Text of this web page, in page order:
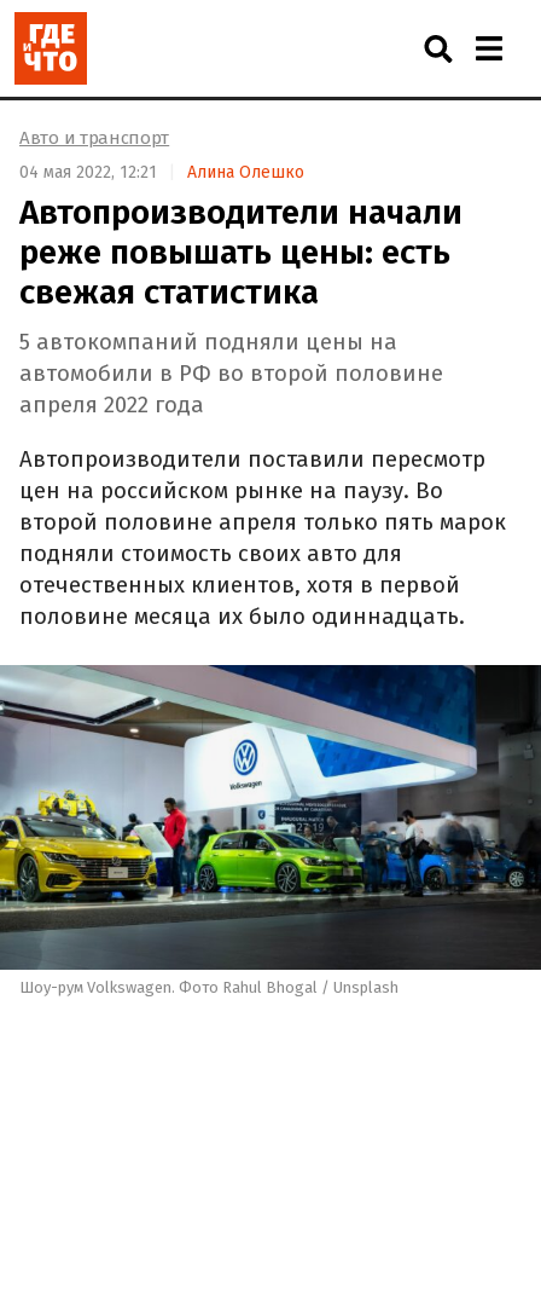
Авто и транспорт
04 мая 2022, 12:21 Алина Олешко
Автопроизводители начали
реже повышать цены: есть
свежая статистика
5 автокомпаний подняли цены на
автомобили в РФ во второй половине
апреля 2022 года
Автопроизводители поставили пересмотр
цен на российском рынке на паузу. Во
второй половине апреля только пять марок
подняли стоимость своих авто для
отечественных клиентов, хотя в первой
половине месяца их было одиннадцать.
Шоу-рум Volkswagen. Фото Rahul Bhogal / Unsplash